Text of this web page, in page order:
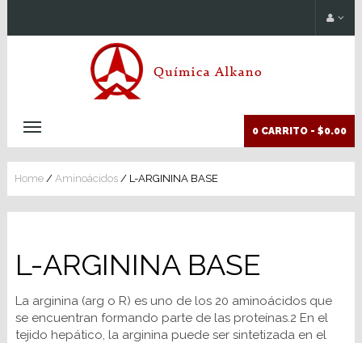
0 CARRITO - $0.00
Home / Aminoácidos / L-ARGININA BASE
L-ARGININA BASE
La arginina (arg o R) es uno de los 20 aminoácidos que
se encuentran formando parte de las proteínas.2 En el
tejido hepático, la arginina puede ser sintetizada en el